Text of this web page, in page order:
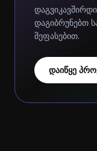
დაგიბრუნებთ
შეფასებით.
დაიწყე